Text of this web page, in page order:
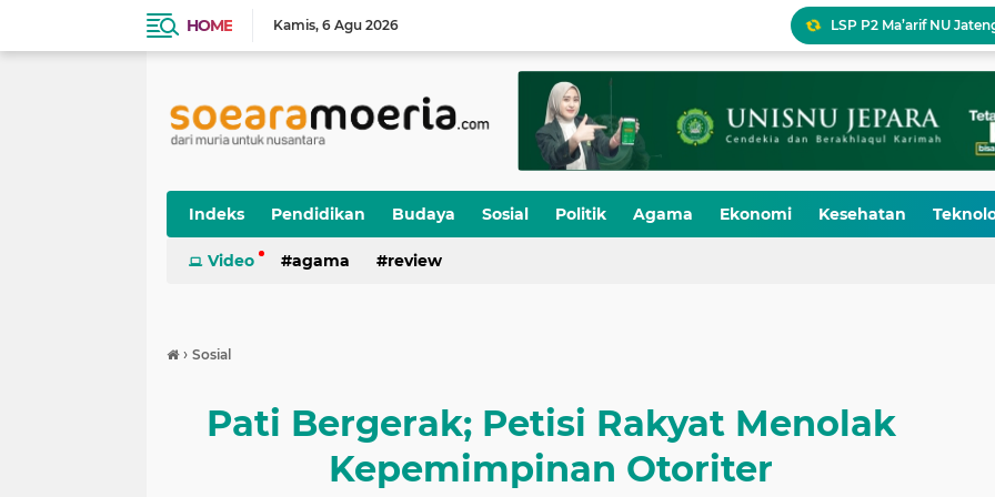
HOME Kamis 6 Agu 2026
Ikhtiar 12 Administrator
5,5 Juta Buku Bacaan
UPY Perkuat
PAPA KEREN Rilis
Indeks Pendidikan Budaya Sosial Politik Agama Ekonomi Kesehatan
Video agama review
› Sosial
Pati Bergerak; Petisi Rakyat Menolak
Kepemimpinan Otoriter